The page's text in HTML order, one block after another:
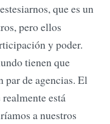
que es un
pero ellos
y poder.
tienen que
par de agencias. El
está
a nuestros